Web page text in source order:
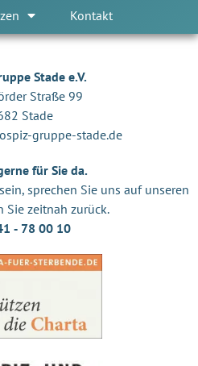
Kontakt
Stade e.V.
Straße 99
Stade
gruppe-stade.de
für Sie da.
sprechen Sie uns auf unseren
rufen Sie zeitnah zurück.
‐ 78 00 10